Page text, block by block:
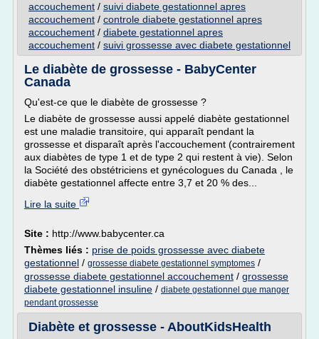
accouchement / suivi diabete gestationnel apres
accouchement / controle diabete gestationnel apres
accouchement / diabete gestationnel apres
accouchement / suivi grossesse avec diabete gestationnel
Le diabète de grossesse - BabyCenter
Canada
Qu'est-ce que le diabète de grossesse ?
Le diabète de grossesse aussi appelé diabète gestationnel
est une maladie transitoire, qui apparaît pendant la
grossesse et disparaît après l'accouchement (contrairement
aux diabètes de type 1 et de type 2 qui restent à vie). Selon
la Société des obstétriciens et gynécologues du Canada , le
diabète gestationnel affecte entre 3,7 et 20 % des...
Lire la suite
Site : http://www.babycenter.ca
Thèmes liés : prise de poids grossesse avec diabete
gestationnel / grossesse diabete gestationnel symptomes /
grossesse diabete gestationnel accouchement / grossesse
diabete gestationnel insuline / diabete gestationnel que manger
pendant grossesse
Diabète et grossesse - AboutKidsHealth